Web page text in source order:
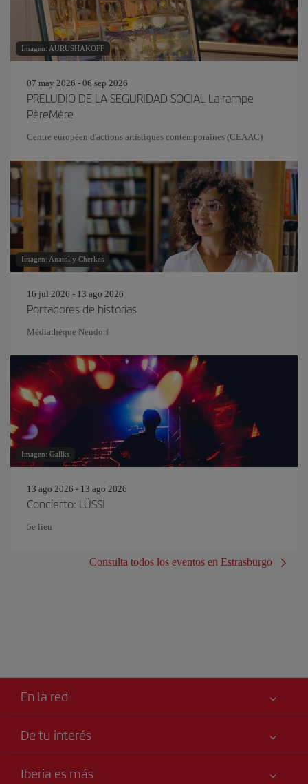
Imagen: AURUSHAKOFF
07 may 2026 - 06 sep 2026
PRELUDIO DE LA SEGURIDAD SOCIAL La rampe
PèreMère
Centre européen d'actions artistiques contemporaines (CEAAC)
Imagen: Anatoliy Cherkas
16 jul 2026 - 13 ago 2026
Portadores de historias
Médiathèque Neudorf
Imagen: Gallks
13 ago 2026 - 13 ago 2026
Concierto: LÜSSI
5e lieu
Consulta todos los eventos en Estrasburgo
En la red
De tu interés
Accesibilidad
Iberia es más